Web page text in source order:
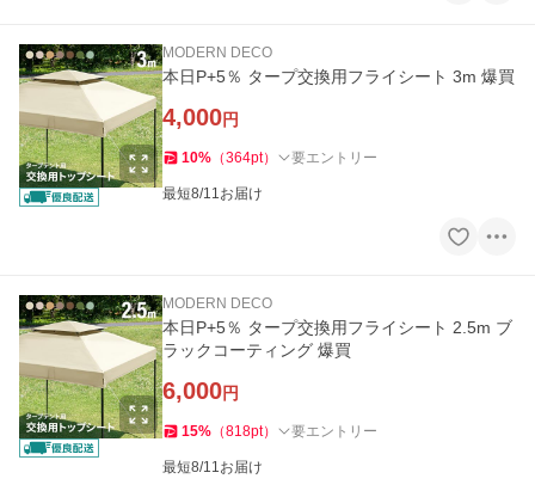
MODERN DECO
本日P+5％ タープ交換用フライシート 3m 爆買
4,000円
10% （364pt） 要エントリー
最短8/11お届け
MODERN DECO
本日P+5％ タープ交換用フライシート 2.5m ブ
ラックコーティング 爆買
6,000円
15% （818pt） 要エントリー
最短8/11お届け